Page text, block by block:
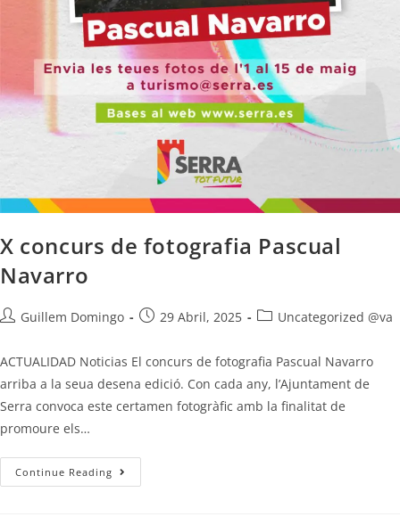
X concurs de fotografia Pascual
Navarro
Guillem Domingo 29 Abril, 2025 Uncategorized @va
ACTUALIDAD Noticias El concurs de fotografia Pascual Navarro
arriba a la seua desena edició. Con cada any, l’Ajuntament de
Serra convoca este certamen fotogràfic amb la finalitat de
promoure els…
Continue Reading